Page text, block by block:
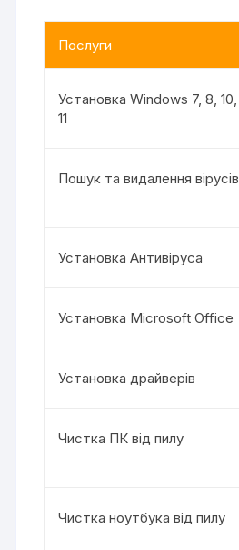
Послуги
Установка Windows 7, 8, 10,
11
Пошук та видалення вірусів
Установка Антивіруса
Установка Microsoft Office
Установка драйверів
Чистка ПК від пилу
Чистка ноутбука від пилу